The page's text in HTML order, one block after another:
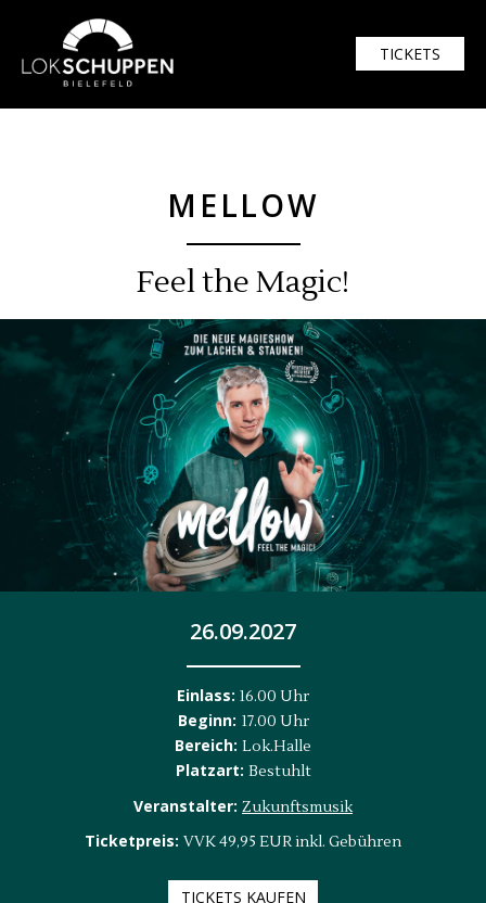
TICKETS
MELLOW
Feel the Magic!
26.09.2027
Einlass: 16.00 Uhr
Beginn: 17.00 Uhr
Bereich: Lok.Halle
Platzart: Bestuhlt
Veranstalter: Zukunftsmusik
Ticketpreis: VVK 49,95 EUR inkl. Gebühren
TICKETS KAUFEN